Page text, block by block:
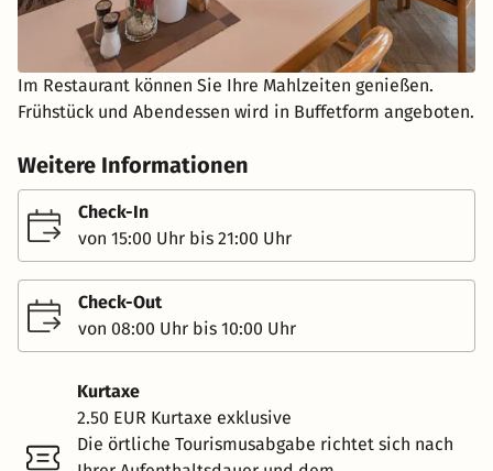
Im Restaurant können Sie Ihre Mahlzeiten genießen.
Frühstück und Abendessen wird in Buffetform angeboten.
Weitere Informationen
Check-In
von 15:00 Uhr bis 21:00 Uhr
Check-Out
von 08:00 Uhr bis 10:00 Uhr
Kurtaxe
2.50 EUR Kurtaxe exklusive
Die örtliche Tourismusabgabe richtet sich nach